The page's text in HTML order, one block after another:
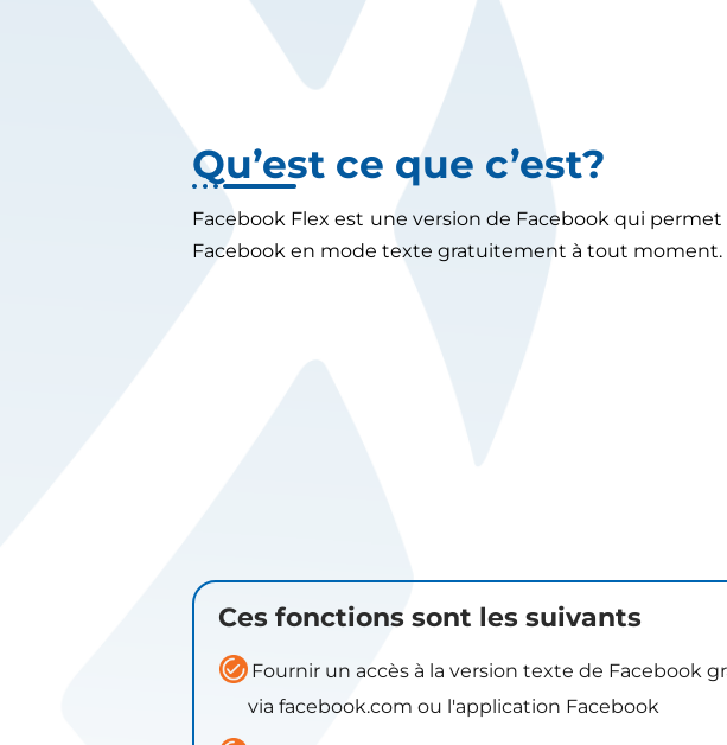
Qu​’est ce que c’est?
Facebook Flex est une version de Facebook qui
Facebook en mode texte gratuitement à tout
Ces fonctions sont les suivants
Fournir un accès à la version texte de Facebook
via facebook.com ou l'application Facebook